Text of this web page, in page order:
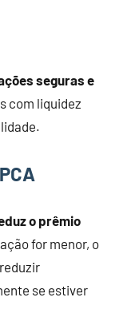
seguras e
com liquidez
o prêmio
for menor, o
se estiver